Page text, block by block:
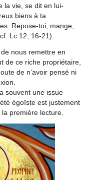
la vie, se dit en lui-
biens à ta
Repose-toi, mange,
Lc 12, 16-21).
nous remettre en
de ce riche propriétaire,
de n’avoir pensé ni
sa réflexion.
souvent une issue
égoïste est justement
première lecture.